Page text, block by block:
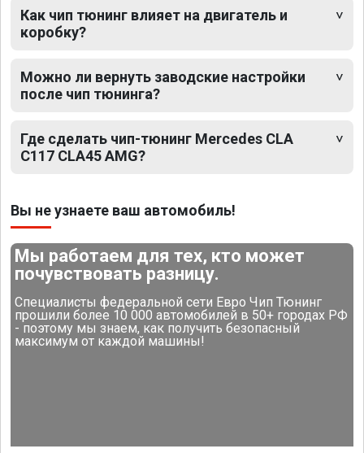
Как чип тюнинг влияет на двигатель и
коробку?
Можно ли вернуть заводские настройки
после чип тюнинга?
Где сделать чип-тюнинг Mercedes CLA
C117 CLA45 AMG?
Вы не узнаете ваш автомобиль!
Мы работаем для тех, кто может
почувствовать разницу.
Специалисты федеральной сети Евро Чип Тюнинг
прошили более 10 000 автомобилей в 50+ городах РФ
- поэтому мы знаем, как получить безопасный
максимум от каждой машины!